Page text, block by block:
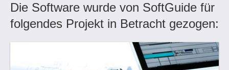
Die Software wurde von SoftGuide für
folgendes Projekt in Betracht gezogen: